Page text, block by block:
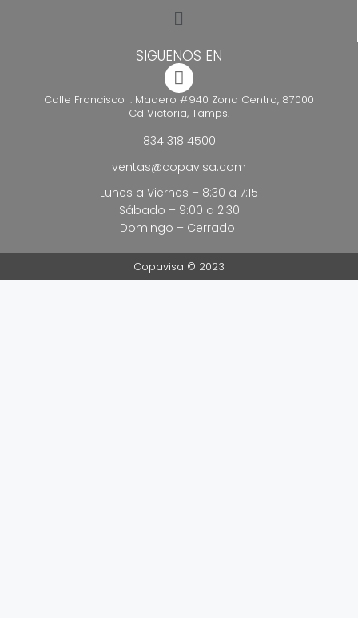
SIGUENOS EN
Calle Francisco I. Madero #940 Zona Centro, 87000
Cd Victoria, Tamps.
834 318 4500
ventas@copavisa.com
Lunes a Viernes – 8:30 a 7:15
Sábado – 9:00 a 2:30
Domingo – Cerrado
Copavisa © 2023